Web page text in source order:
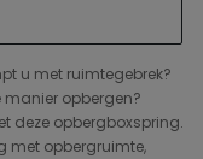
u met ruimtegebrek?
manier opbergen?
deze opbergboxspring.
met opbergruimte,